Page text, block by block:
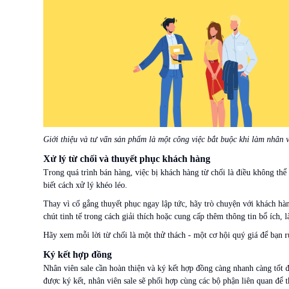
Giới thiệu và tư vấn sản phẩm là một công việc bắt buộc khi làm nhân
Xử lý từ chối và thuyết phục khách hàng
Trong quá trình bán hàng, việc bị khách hàng từ chối là điều không
biết cách xử lý khéo léo.
Thay vì cố gắng thuyết phục ngay lập tức, hãy trò chuyện với khách
chút tinh tế trong cách giải thích hoặc cung cấp thêm thông tin bổ ích,
Hãy xem mỗi lời từ chối là một thử thách - một cơ hội quý giá để bạn
Ký kết hợp đồng
Nhân viên sale cần hoàn thiện và ký kết hợp đồng càng nhanh càng
được ký kết, nhân viên sale sẽ phối hợp cùng các bộ phận liên quan